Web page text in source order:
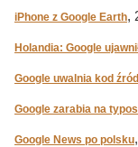
iPhone z Google Earth,
Holandia: Google
Google uwalnia kod
Google zarabia na
Google News po polsku